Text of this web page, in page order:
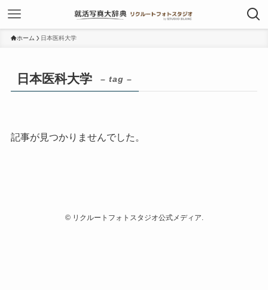
ホーム 日本医科大学
日本医科大学 – tag –
記事が見つかりませんでした。
©リクルートフォトスタジオ公式メディア.